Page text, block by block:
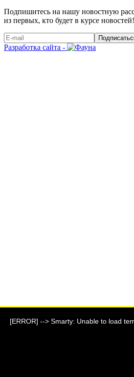
[ERROR] --> Smarty: Unable to load
Подпишитесь на нашу новостную
из первых, кто будет в курсе новостей!
Разработка сайта -